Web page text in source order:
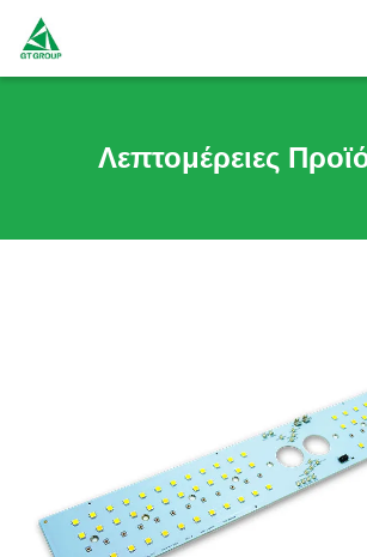
Λεπτομέρειες